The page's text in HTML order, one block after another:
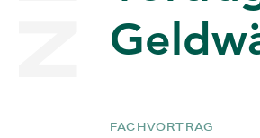
EXPERTISE
TEAMFACHVORTRAG